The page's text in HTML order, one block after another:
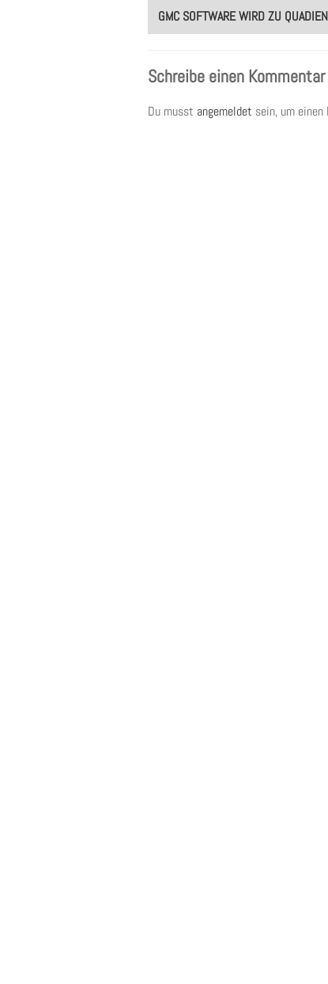
Post
navigation
GMC SOFTWARE WIRD ZU
Schreibe einen Kommentar
Du musst angemeldet sein, um einen